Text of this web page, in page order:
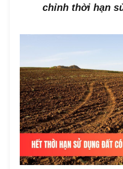
chỉnh thời hạn